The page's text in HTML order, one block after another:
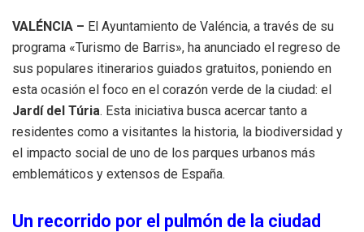
VALÉNCIA – El Ayuntamiento de Valéncia, a través de su
programa «Turismo de Barris», ha anunciado el regreso de
sus populares itinerarios guiados gratuitos, poniendo en
esta ocasión el foco en el corazón verde de la ciudad: el
Jardí del Túria. Esta iniciativa busca acercar tanto a
residentes como a visitantes la historia, la biodiversidad y
el impacto social de uno de los parques urbanos más
emblemáticos y extensos de España.
Un recorrido por el pulmón de la ciudad